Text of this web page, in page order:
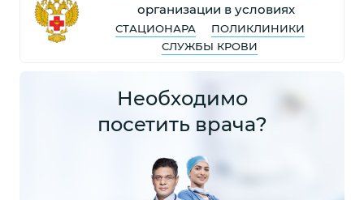
организации в условиях
СТАЦИОНАРА
ПОЛИКЛИНИКИ
СЛУЖБЫ КРОВИ
Необходимо
посетить врача?